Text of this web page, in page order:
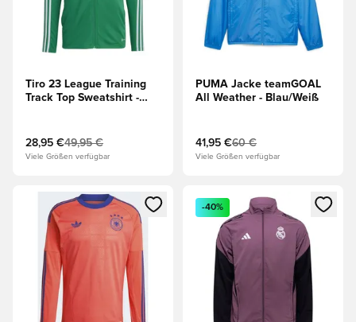
Tiro 23 League Training
Track Top Sweatshirt -
28,95 €49,95 €
Viele Größen verfügbar
PUMA Jacke teamGOAL
All Weather - Blau/Weiß
41,95 €60 €
Viele Größen verfügbar
Öffnet ein neues Fenster zum Anmelden oder Registrieren
Öffnet ein neues Fenster
-40%